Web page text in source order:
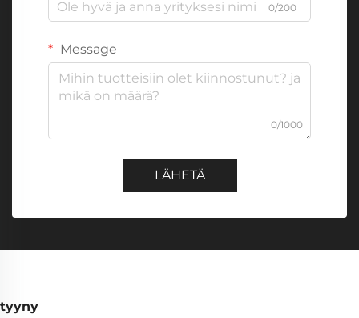
0/200
Message
0/1000
LÄHETÄ
tyyny